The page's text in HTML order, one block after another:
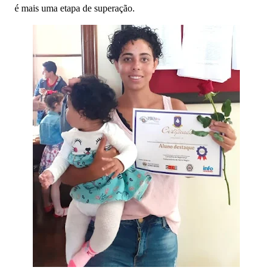
é mais uma etapa de superação.